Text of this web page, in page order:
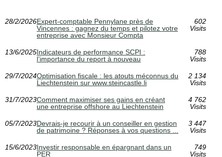
28/2/2026Expert-comptable Pennylane près de
Vincennes : gagnez du temps et pilotez votre
entreprise avec Monsieur Compta
602
Visits
13/6/2025Indicateurs de performance SCPI :
l’importance du report à nouveau
788
Visits
29/7/2024Optimisation fiscale : les atouts méconnus du
Liechtenstein sur www.steincastle.li
2 134
Visits
31/7/2023Comment maximiser ses gains en créant
une entreprise offshore au Liechtenstein
4 762
Visits
05/7/2023Devrais-je recourir à un conseiller en gestion
de patrimoine ? Réponses à vos questions ...
3 447
Visits
15/6/2023Investir responsable en épargnant dans un
PER
749
Visits